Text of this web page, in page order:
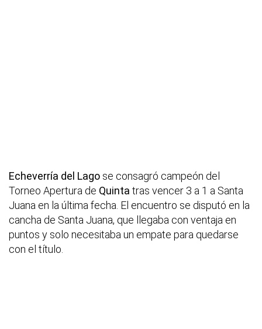
Echeverría del Lago se consagró campeón del
Torneo Apertura de Quinta tras vencer 3 a 1 a Santa
Juana en la última fecha. El encuentro se disputó en la
cancha de Santa Juana, que llegaba con ventaja en
puntos y solo necesitaba un empate para quedarse
con el título.